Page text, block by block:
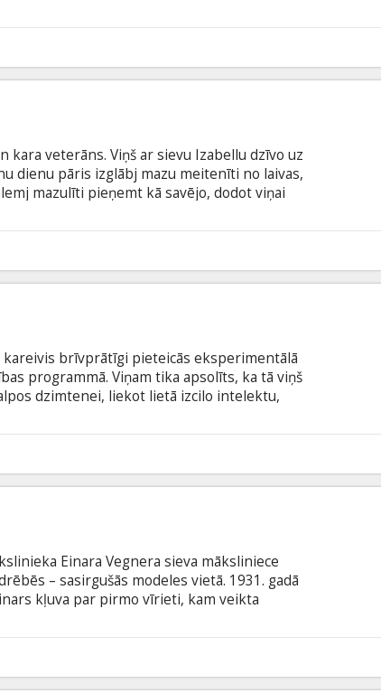
angļu valodā ar subtitriem latviešu un krievu
kara veterāns. Viņš ar sievu Izabellu dzīvo uz
dienu pāris izglābj mazu meitenīti no laivas,
mazulīti pieņemt kā savējo, dodot viņai
svešu bērnu un draud izjaukt viņu
ar subtitriem latviešu un krievu valodā.
brīvprātīgi pieteicās eksperimentālā
programmā. Viņam tika apsolīts, ka tā viņš
dzimtenei, liekot lietā izcilo intelektu,
Filma angļu valodā ar subtitriem latviešu un
Einara Vegnera sieva māksliniece
– sasirgušās modeles vietā. 1931. gadā
kļuva par pirmo vīrieti, kam veikta
dzīves stāsts ir smalks attiecību portrets, ko
Oscar® ieguvējs, filmu "Karaļa runa" un